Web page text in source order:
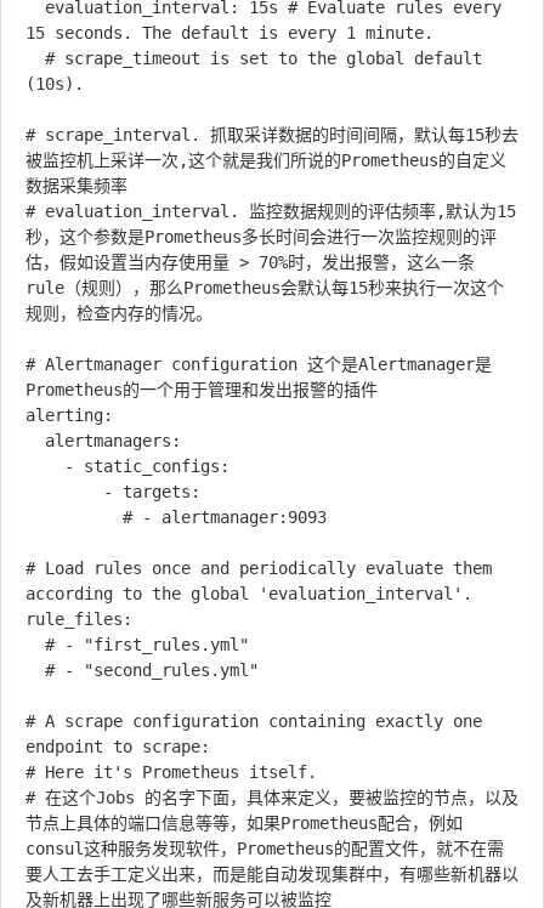
15 seconds. The default is every 1 minute.
(10s).
# scrape_interval. 抓取采详数据的时间间隔，默认每15秒去
被监控机上采详一次,这个就是我们所说的Prometheus的自定义
数据采集频率
# evaluation_interval. 监控数据规则的评估频率,默认为15
秒，这个参数是Prometheus多长时间会进行一次监控规则的评
估，假如设置当内存使用量 > 70%时，发出报警，这么一条
rule（规则），那么Prometheus会默认每15秒来执行一次这个
规则，检查内存的情况。
# Alertmanager configuration 这个是Alertmanager是
Prometheus的一个用于管理和发出报警的插件
alerting:
# Load rules once and periodically evaluate them
according to the global 'evaluation_interval'.
rule_files:
# A scrape configuration containing exactly one
endpoint to scrape:
# Here it's Prometheus itself.
# 在这个Jobs 的名字下面，具体来定义，要被监控的节点，以及
节点上具体的端口信息等等，如果Prometheus配合，例如
consul这种服务发现软件，Prometheus的配置文件，就不在需
要人工去手工定义出来，而是能自动发现集群中，有哪些新机器以
及新机器上出现了哪些新服务可以被监控